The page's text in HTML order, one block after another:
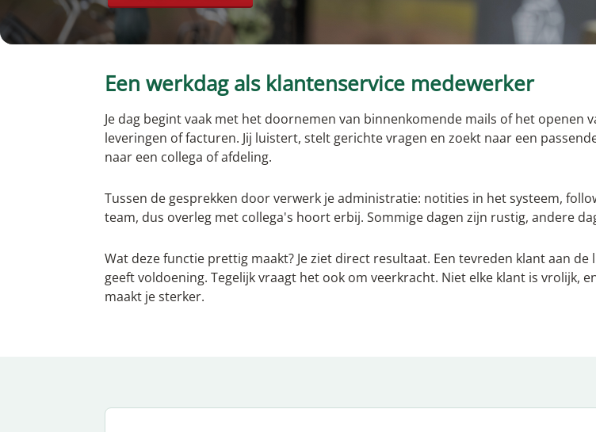
Werken als operator
Een werkdag als klantenservice medewerker
Je dag begint vaak met het doornemen van binnenkomende mails of het
leveringen of facturen. Jij luistert, stelt gerichte vragen en zoekt naar een
naar een collega of afdeling.
Tussen de gesprekken door verwerk je administratie: notities in het systeem,
team, dus overleg met collega's hoort erbij. Sommige dagen zijn rustig, andere
Wat deze functie prettig maakt? Je ziet direct resultaat. Een tevreden klant aan
geeft voldoening. Tegelijk vraagt het ook om veerkracht. Niet elke klant is vrolijk,
maakt je sterker.